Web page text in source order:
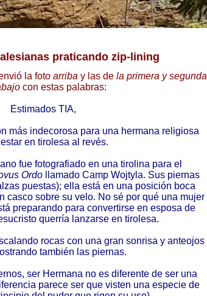
praticando zip-lining
la foto arriba y las de la primera y segunda
con estas palabras:
Estimados TIA,
más indecorosa para una hermana religiosa
en tirolesa al revés.
fue fotografiado en una tirolina para el
Ordo llamado Camp Wojtyla. Sus piernas
puestas); ella está en una posición boca
casco sobre su velo. No sé por qué una mujer
preparando para convertirse en esposa de
querría lanzarse en tirolesa.
rocas con una gran sonrisa y anteojos
también las piernas.
ser Hermana no es diferente de ser una
parece ser que visten una especie de